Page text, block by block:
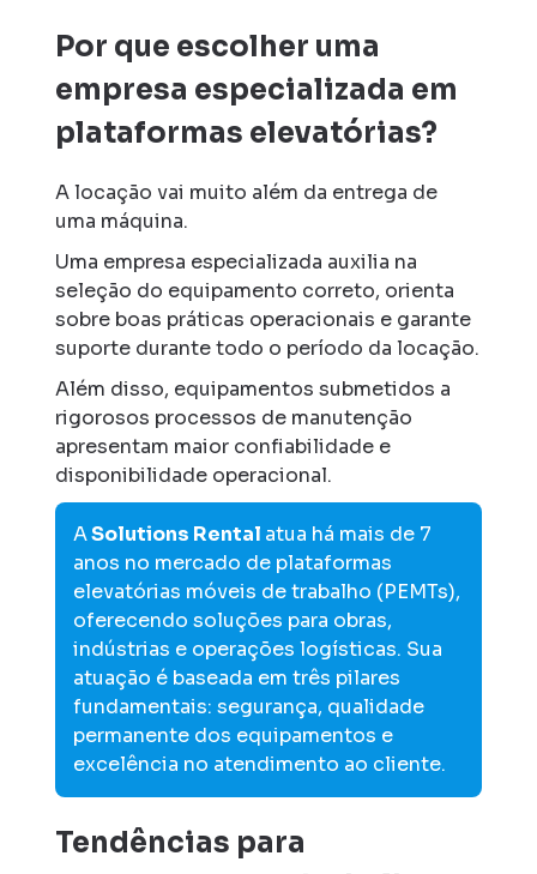
Por que escolher uma
empresa especializada em
plataformas elevatórias?
A locação vai muito além da entrega de
uma máquina.
Uma empresa especializada auxilia na
seleção do equipamento correto, orienta
sobre boas práticas operacionais e garante
suporte durante todo o período da locação.
Além disso, equipamentos submetidos a
rigorosos processos de manutenção
apresentam maior confiabilidade e
disponibilidade operacional.
ASolutions Rental atua há mais de 7
anos no mercado de plataformas
elevatórias móveis de trabalho (PEMTs),
oferecendo soluções para obras,
indústrias e operações logísticas. Sua
atuação é baseada em três pilares
fundamentais: segurança, qualidade
permanente dos equipamentos e
excelência no atendimento ao cliente.
Tendências para